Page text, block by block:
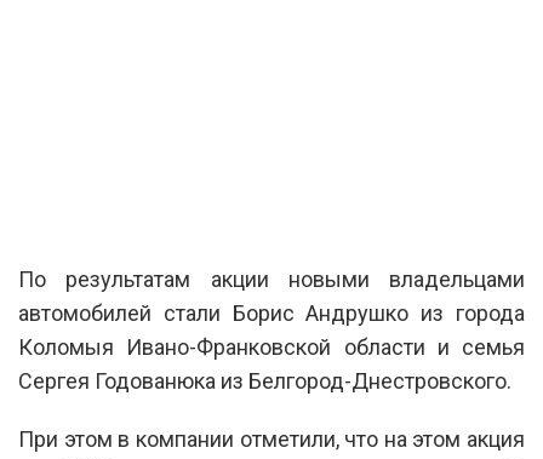
По результатам акции новыми владельцами
автомобилей стали Борис Андрушко из города
Коломыя Ивано-Франковской области и семья
Сергея Годованюка из Белгород-Днестровского.
При этом в компании отметили, что на этом акция